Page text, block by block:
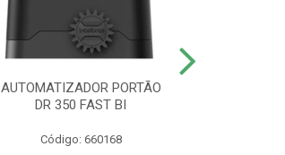
AUTOMATIZADOR PORTÃO
DR 350 FAST BI
Código: 660168